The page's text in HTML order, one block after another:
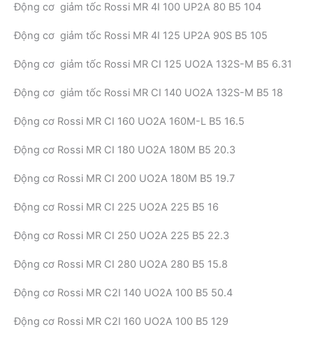
Động cơ giảm tốc Rossi MR 4I 100 UP2A 80 B5 104
Động cơ giảm tốc Rossi MR 4I 125 UP2A 90S B5 105
Động cơ giảm tốc Rossi MR CI 125 UO2A 132S-M B5 6.31
Động cơ giảm tốc Rossi MR CI 140 UO2A 132S-M B5 18
Động cơ Rossi MR CI 160 UO2A 160M-L B5 16.5
Động cơ Rossi MR CI 180 UO2A 180M B5 20.3
Động cơ Rossi MR CI 200 UO2A 180M B5 19.7
Động cơ Rossi MR CI 225 UO2A 225 B5 16
Động cơ Rossi MR CI 250 UO2A 225 B5 22.3
Động cơ Rossi MR CI 280 UO2A 280 B5 15.8
Động cơ Rossi MR C2I 140 UO2A 100 B5 50.4
Động cơ Rossi MR C2I 160 UO2A 100 B5 129